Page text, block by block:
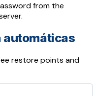
from the
automáticas
restore points and